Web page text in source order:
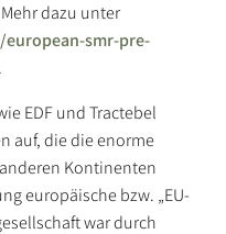
dazu unter
smr-pre-
.
EDF und Tractebel
auf, die die enorme
Kontinenten
europäische bzw. „EU-
war durch